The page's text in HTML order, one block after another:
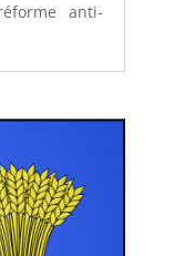
anti-